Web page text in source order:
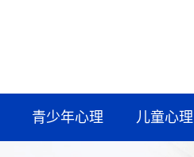
青少年心理 儿童心理